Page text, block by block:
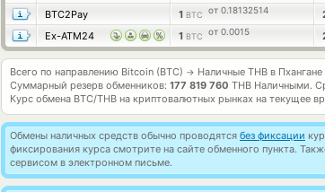
BTC2Pay
1 BTC от 0.18132514
Ex-ATM24
1 BTC от 0.0015
Всего по направлению Bitcoin (BTC) → Наличные THB в
Суммарный резерв обменников: 177 819 760 THB Наличными.
Курс обмена BTC/THB на криптовалютных рынках на текущее
Обмены наличных средств обычно проводятся без фиксации
фиксирования курса смотрите на сайте обменного пункта.
сервисом в электронном письме.